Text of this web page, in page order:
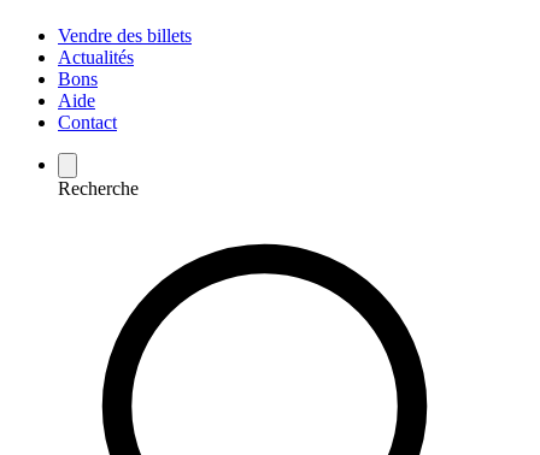
Vendre des billets
Actualités
Bons
Aide
Contact
Recherche